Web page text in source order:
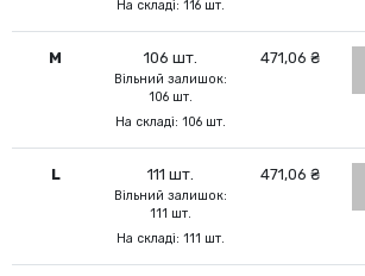
На складі: 116 шт.
M 106 шт.
Вільний залишок:
106 шт.
На складі: 106 шт.
471,06 ₴
L 111 шт.
Вільний залишок:
111 шт.
На складі: 111 шт.
471,06 ₴